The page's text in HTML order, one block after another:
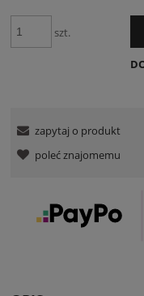
szt.
zapytaj o produkt
poleć znajomemu